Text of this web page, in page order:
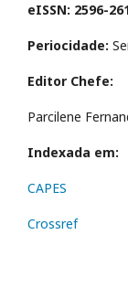
eISSN: 2596-
Periocidade:
Editor Chefe:
Parcilene
Indexada em:
CAPES
Crossref